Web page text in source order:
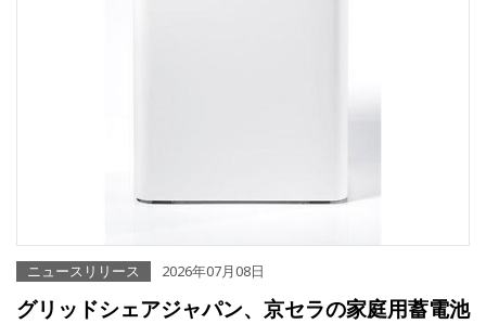
ニュースリリース 2026年07月08日
グリッドシェアジャパン、京セラの家庭用蓄電池